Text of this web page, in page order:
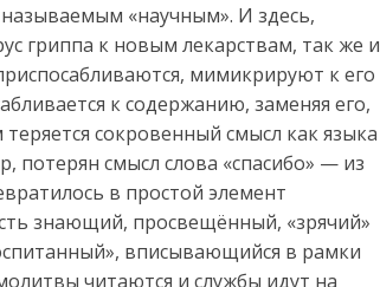
«научным». И здесь,
гриппа к новым лекарствам, так же и
мимикрируют к его
к содержанию, заменяя его,
сокровенный смысл как языка
потерян смысл слова «спасибо» — из
в простой элемент
знающий, просвещённый, «зрячий»
вписывающийся в рамки
читаются и службы идут на